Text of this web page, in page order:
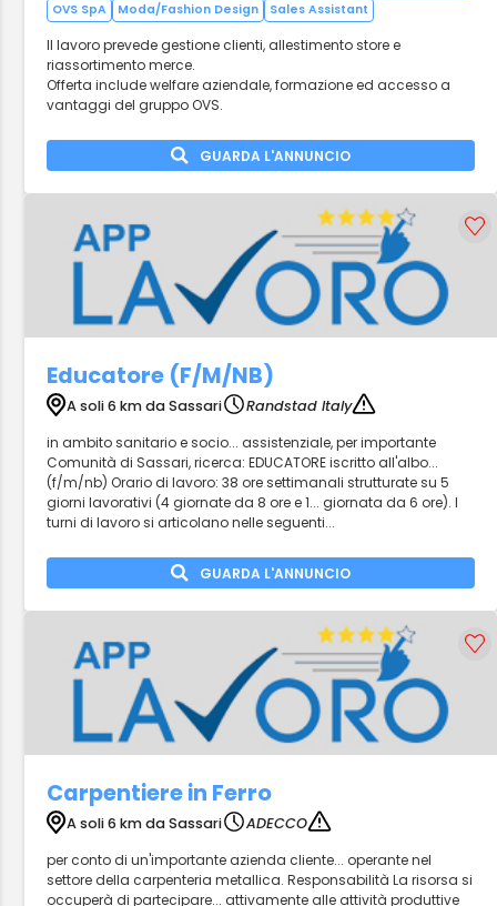
OVS SpA
Moda/Fashion Design Sales Assistant
Il lavoro prevede gestione clienti, allestimento store e
riassortimento merce.
Offerta include welfare aziendale, formazione ed accesso a
vantaggi del gruppo OVS.
GUARDA L'ANNUNCIO
Educatore (F/M/NB)
A soli 6 km da Sassari
Randstad Italy
in ambito sanitario e socio... assistenziale, per importante
Comunità di Sassari, ricerca: EDUCATORE iscritto all'albo...
(f/m/nb) Orario di lavoro: 38 ore settimanali strutturate su 5
giorni lavorativi (4 giornate da 8 ore e 1... giornata da 6 ore). I
turni di lavoro si articolano nelle seguenti...
GUARDA L'ANNUNCIO
Carpentiere in Ferro
A soli 6 km da Sassari
ADECCO
per conto di un'importante azienda cliente... operante nel
settore della carpenteria metallica. Responsabilità La risorsa si
occuperà di partecipare... attivamente alle attività produttive